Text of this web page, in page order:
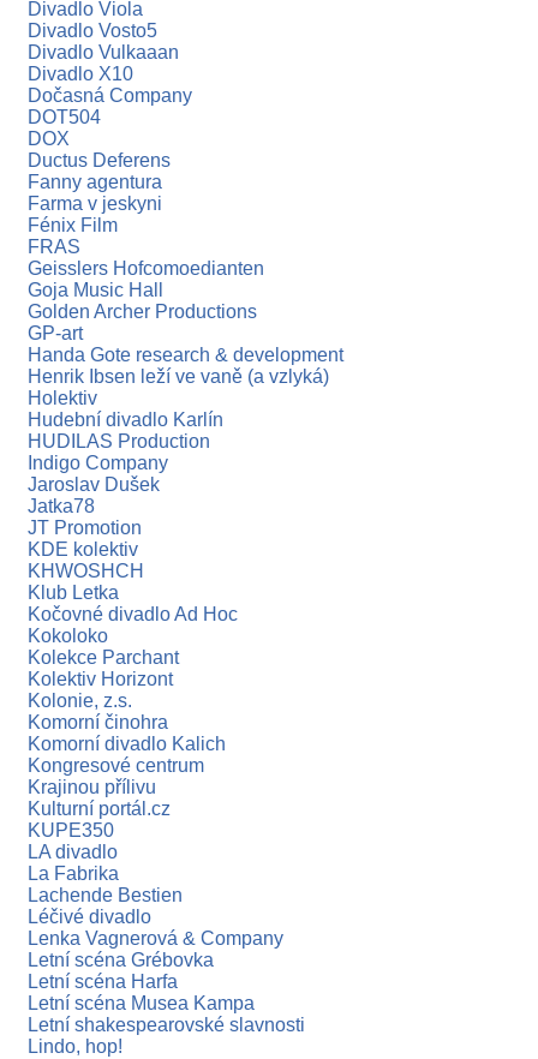
Divadlo Viola
Divadlo Vosto5
Divadlo Vulkaaan
Divadlo X10
Dočasná Company
DOT504
DOX
Ductus Deferens
Fanny agentura
Farma v jeskyni
Fénix Film
FRAS
Geisslers Hofcomoedianten
Goja Music Hall
Golden Archer Productions
GP-art
Handa Gote research & development
Henrik Ibsen leží ve vaně (a vzlyká)
Holektiv
Hudební divadlo Karlín
HUDILAS Production
Indigo Company
Jaroslav Dušek
Jatka78
JT Promotion
KDE kolektiv
KHWOSHCH
Klub Letka
Kočovné divadlo Ad Hoc
Kokoloko
Kolekce Parchant
Kolektiv Horizont
Kolonie, z.s.
Komorní činohra
Komorní divadlo Kalich
Kongresové centrum
Krajinou přílivu
Kulturní portál.cz
KUPE350
LA divadlo
La Fabrika
Lachende Bestien
Léčivé divadlo
Lenka Vagnerová & Company
Letní scéna Grébovka
Letní scéna Harfa
Letní scéna Musea Kampa
Letní shakespearovské slavnosti
Lindo, hop!